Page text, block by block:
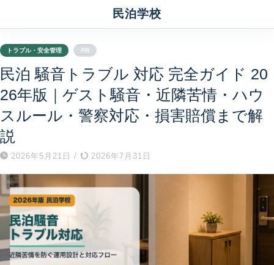
民泊学校
トラブル・安全管理 PR
民泊 騒音トラブル 対応 完全ガイド 20
26年版｜ゲスト騒音・近隣苦情・ハウ
スルール・警察対応・損害賠償まで解
説
2026年5月21日 / 2026年7月31日